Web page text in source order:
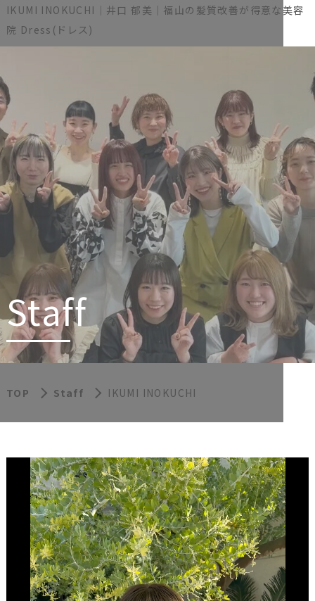
IKUMI INOKUCHI｜井口 郁美｜福山の髪質改善が得意な美容
院 Dress(ドレス)
Staff
TOP Staff IKUMI INOKUCHI